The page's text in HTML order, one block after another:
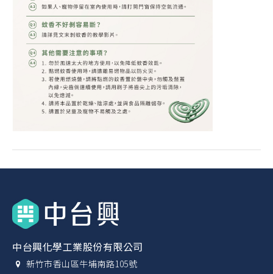
中台興化學工業股份有限公司
新竹市香山區牛埔南路105號